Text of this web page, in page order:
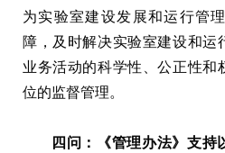
为实验室建设发展和运行管
障，及时解决实验室建设和运
业务活动的科学性、公正性和
位的监督管理。
四问：《管理办法》支持